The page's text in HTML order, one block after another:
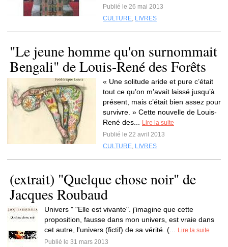
Publié le 26 mai 2013
CULTURE, LIVRES
"Le jeune homme qu'on surnommait
Bengali" de Louis-René des Forêts
« Une solitude aride et pure c’était
tout ce qu’on m’avait laissé jusqu’à
présent, mais c’était bien assez pour
survivre. » Cette nouvelle de Louis-
René des...
Lire la suite
Publié le 22 avril 2013
CULTURE, LIVRES
(extrait) "Quelque chose noir" de
Jacques Roubaud
Univers " "Elle est vivante". j'imagine que cette
proposition, fausse dans mon univers, est vraie dans
cet autre, l'univers (fictif) de sa vérité. (...
Lire la suite
Publié le 31 mars 2013